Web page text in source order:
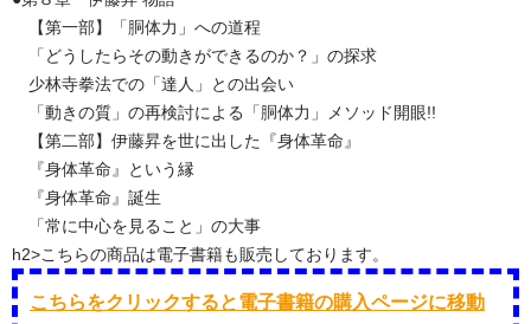
【第一部】「胴体力」への道程
「どうしたらその動きができるのか？」の探求
少林寺拳法での「達人」との出会い
「動きの質」の再検討による「胴体力」メソッド開眼!!
【第二部】伊藤昇を世に出した『身体革命』
『身体革命』という縁
『身体革命』誕生
「常に中心を見ること」の大事
h2>こちらの商品は電子書籍も販売しております。
こちらをクリックすると電子書籍の購入ページに移動